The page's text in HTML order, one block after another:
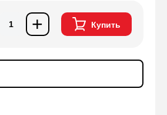
+ Купить